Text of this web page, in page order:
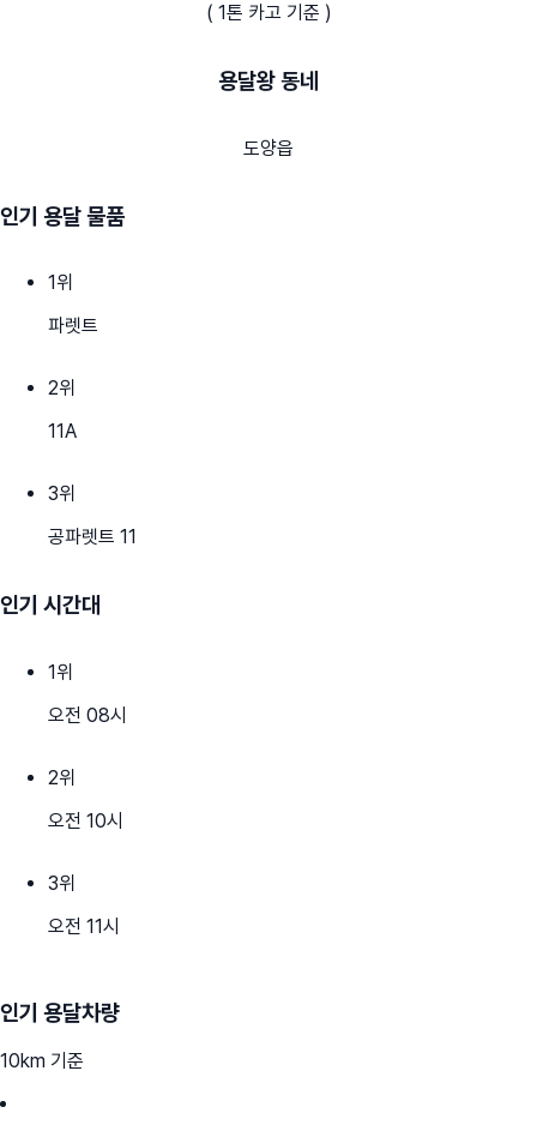
( 1톤 카고 기준 )
용달왕 동네
도양읍
인기 용달 물품
1위
파렛트
2위
11A
3위
공파렛트 11
인기 시간대
1위
오전 08시
2위
오전 10시
3위
오전 11시
인기 용달차량
10km 기준